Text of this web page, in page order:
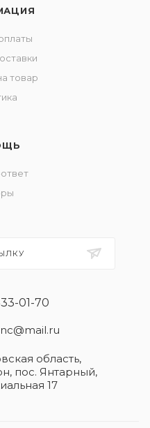
товар
01-70
область​,
пос. Янтарный,
17